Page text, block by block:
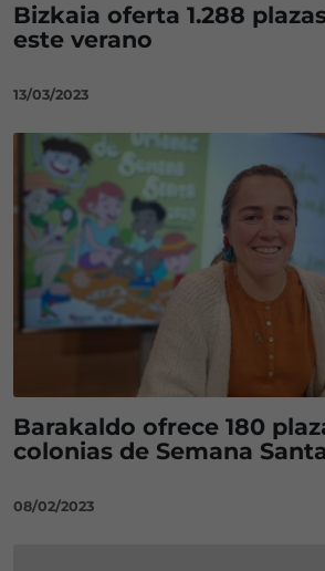
Bizkaia oferta 1.288
este verano
13/03/2023
Barakaldo ofrece 180
colonias de Semana
08/02/2023